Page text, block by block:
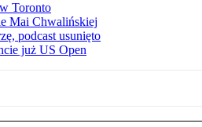
Toronto
Mai Chwalińskiej
podcast usunięto
już US Open